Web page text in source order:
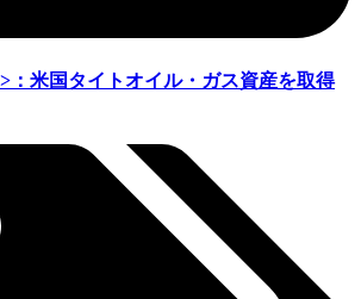
：米国タイトオイル・ガス資産を取得